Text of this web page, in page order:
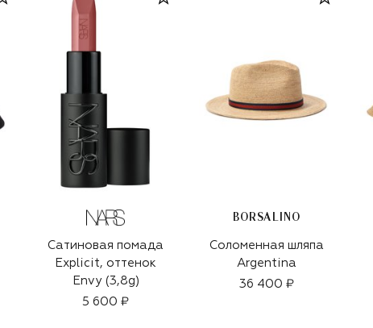
Сатиновая помада
Explicit, оттенок
Envy (3,8g)
5 600 ₽
BORSALINO
Соломенная шляпа
Argentina
36 400 ₽